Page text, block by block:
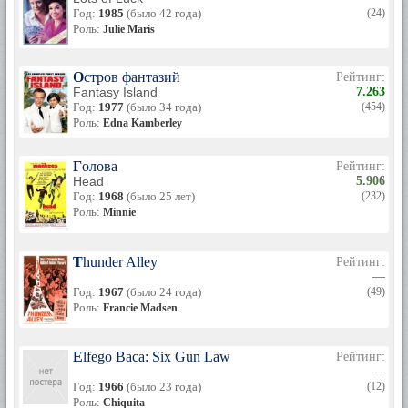
здоровья.
В начале 1987 года Аннетт начала страдать от приступов
здоровье от семьи и друзей. В 1992 году Фаничелло
объявила, что она страдает рассеянным склерозом. В 2004
году она перестала ходить, в 2009 году говорить, а 8 апреля
2013 года скончалась на 71-м году жизни.
Сайт: Знаменитости
Год: 1985 (было 42 года)
Роль: Julie Maris
(24)
Остров фантазий
Fantasy Island
Год: 1977 (было 34 года)
Роль: Edna Kamberley
Рейтинг:
7.263
(454)
Голова
Head
Год: 1968 (было 25 лет)
Роль: Minnie
Рейтинг:
5.906
(232)
Thunder Alley
Год: 1967 (было 24 года)
Роль: Francie Madsen
Рейтинг:
—
(49)
Elfego Baca: Six Gun Law
Год: 1966 (было 23 года)
Роль: Chiquita
Рейтинг:
—
(12)